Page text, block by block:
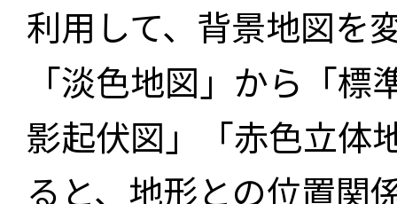
利用して、背景地図を
「淡色地図」から「
影起伏図」「赤色立体
ると、地形との位置関